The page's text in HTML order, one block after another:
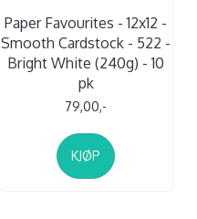
Paper Favourites - 12x12 -
Smooth Cardstock - 522 -
Bright White (240g) - 10
pk
79,00,-
KJØP